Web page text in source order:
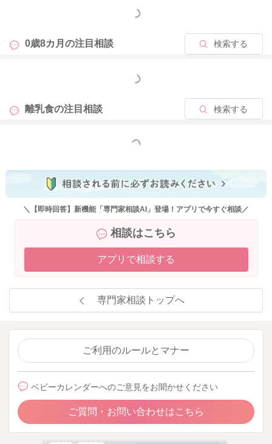
③
この中期に入ってから、離乳食の時間のミルクと離乳食はどの
→【離乳食中期 生後7～8か月】
・１日の授乳回数目安：授乳のみ１日3回+離乳食後2回
ありました。
どのようにしたらうまく噛めるようになりますか？また、よく
あることなのでしょうか？
→食べる力とあっていない固さや大きさになると、丸のみの原
だんだんと上手になっていきますので、たまにむせるという状
況であれば、疲れてくる後半はスプーンの背でつぶすお手伝い
2024/6/15 20:31
もっと見る
0歳8カ月の注目相談 検索する
もっと見る
離乳食の注目相談 検索する
もっと見る
＼【即時回答】新機能「専門家相談AI」登場！アプリで今すぐ相談／
相談はこちら
アプリで相談する
専門家相談トップへ
ご利用のルールとマナー
ベビーカレンダーへのご意見をお聞かせください
ご質問・お問い合わせはこちら